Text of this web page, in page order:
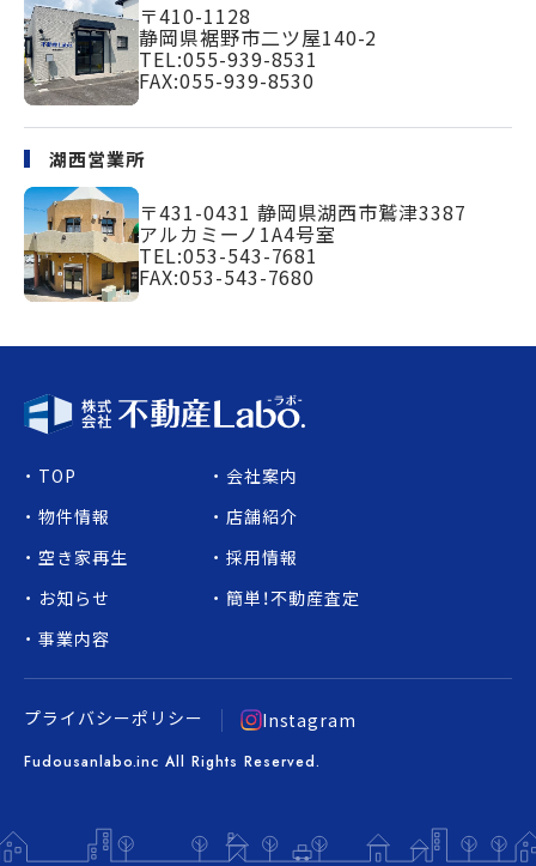
〒410-1128
静岡県裾野市二ツ屋140-2
TEL:055-939-8531
FAX:055-939-8530
湖西営業所
〒431-0431 静岡県湖西市鷲津3387
アルカミーノ1A4号室
TEL:053-543-7681
FAX:053-543-7680
プライバシーポリシー Instagram
Fudousanlabo.inc All Rights Reserved.
TOP
お知らせ
店舗紹介
物件情報
事業内容
採用情報
空き家再生
会社案内
簡単！不動産査定